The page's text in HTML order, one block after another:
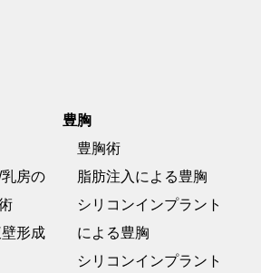
房の
形成
豊胸
豊胸術
脂肪注入による豊胸
シリコンインプラント
による豊胸
シリコンインプラント